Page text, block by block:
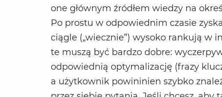
one głównym źródłem wiedzy na
Po prostu w odpowiednim czasie
ciągle („wiecznie”) wysoko rankują w
te muszą być bardzo dobre:
odpowiednią optymalizację (frazy
a użytkownik powininien szybko